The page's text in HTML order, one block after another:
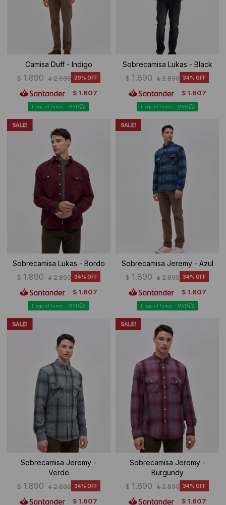
Camisa Duff - Indigo
$ 1.890 $ 2.690 29
$ 1.607
Llega el lunes - MVD
Sobrecamisa Lukas - Black
$ 1.890 $ 2.890 34
$ 1.607
Llega el lunes - MVD
Sobrecamisa Lukas - Bordo
$ 1.890 $ 2.890 34
$ 1.607
Llega el lunes - MVD
Sobrecamisa Jeremy - Azul
$ 1.890 $ 2.890 34
$ 1.607
Llega el lunes - MVD
Sobrecamisa Jeremy -
Verde
$ 1.890 $ 2.890 34
$ 1.607
Sobrecamisa Jeremy -
Burgundy
$ 1.890 $ 2.890 34
$ 1.607